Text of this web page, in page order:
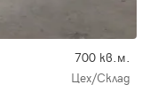
700 кв.м.
Цех/Склад